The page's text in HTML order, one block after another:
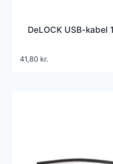
DeLOCK USB-kabel
41,80 kr.